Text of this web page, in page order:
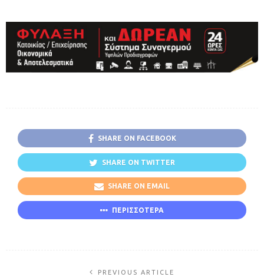
SHARE ON FACEBOOK
SHARE ON TWITTER
SHARE ON EMAIL
ΠΕΡΙΣΣΟΤΕΡΑ
PREVIOUS ARTICLE